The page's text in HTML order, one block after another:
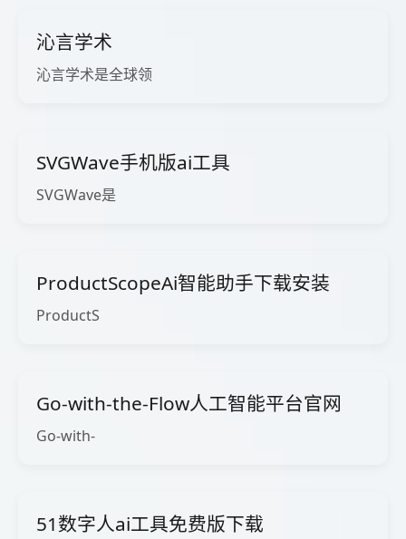
沁言学术
沁言学术是全球领
SVGWave手机版ai工具
SVGWave是
ProductScopeAi智能助手下载安装
ProductS
Go-with-the-Flow人工智能平台官网
Go-with-
51数字人ai工具免费版下载